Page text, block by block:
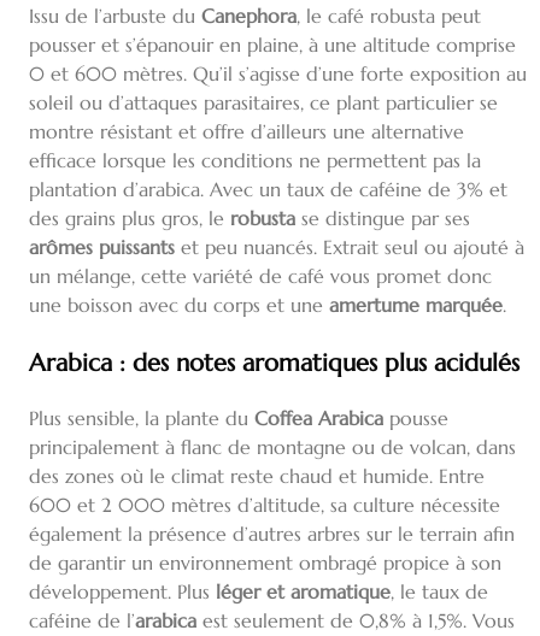
Issu de l’arbuste du Canephora, le café robusta peut
pousser et s’épanouir en plaine, à une altitude comprise
0 et 600 mètres. Qu’il s’agisse d’une forte exposition au
soleil ou d’attaques parasitaires, ce plant particulier se
montre résistant et offre d’ailleurs une alternative
efficace lorsque les conditions ne permettent pas la
plantation d’arabica. Avec un taux de caféine de 3% et
des grains plus gros, le robusta se distingue par ses
arômes puissants et peu nuancés. Extrait seul ou ajouté à
un mélange, cette variété de café vous promet donc
une boisson avec du corps et une amertume marquée.
Arabica : des notes aromatiques plus acidulés
Plus sensible, la plante du Coffea Arabica pousse
principalement à flanc de montagne ou de volcan, dans
des zones où le climat reste chaud et humide. Entre
600 et 2 000 mètres d’altitude, sa culture nécessite
également la présence d’autres arbres sur le terrain afin
de garantir un environnement ombragé propice à son
développement. Plus léger et aromatique, le taux de
caféine de l’arabica est seulement de 0,8% à 1,5%. Vous